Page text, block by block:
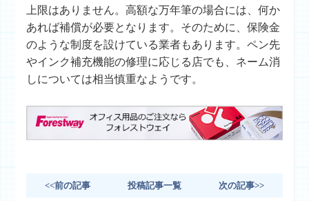
上限はありません。高額な万年筆の場合には、何か
あれば補償が必要となります。そのために、保険金
のような制度を設けている業者もあります。ペン先
やインク補充機能の修理に応じる店でも、ネーム消
しについては相当慎重なようです。
<<前の記事 投稿記事一覧 次の記事>>